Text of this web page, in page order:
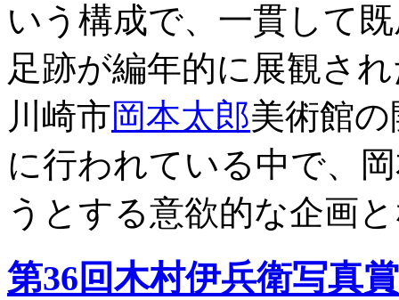
いう構成で、一貫して
足跡が編年的に展観さ
川崎市岡本太郎美術館
に行われている中で、
うとする意欲的な企画
第36回木村伊兵衛写真